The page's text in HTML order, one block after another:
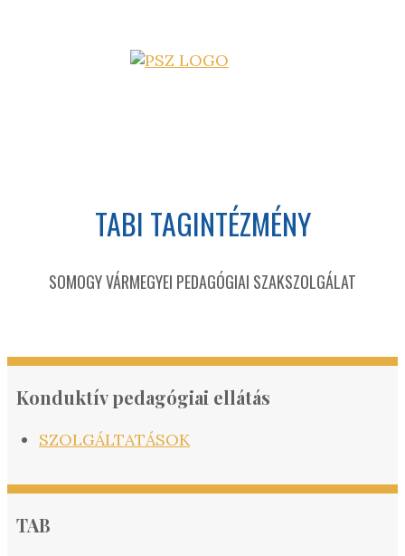
TABI TAGINTÉZMÉNY
SOMOGY VÁRMEGYEI PEDAGÓGIAI SZAKSZOLGÁLAT
Konduktív pedagógiai ellátás
SZOLGÁLTATÁSOK
TAB